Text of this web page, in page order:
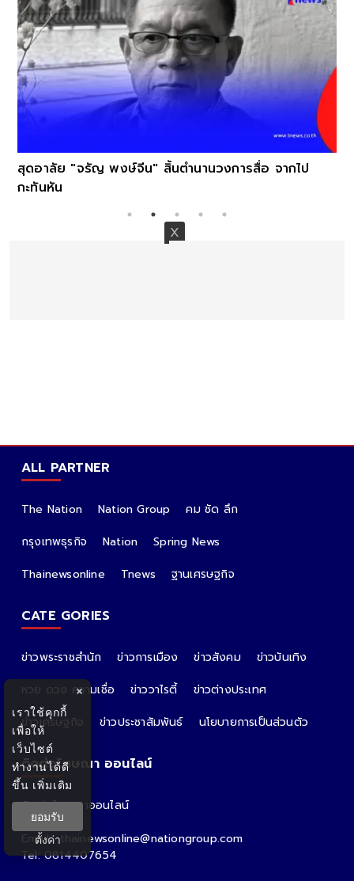
สุดอาลัย "จรัญ พงษ์จีน" สิ้นตำนานวงการสื่อ จากไป
กะทันหัน
ALL PARTNER
The Nation Nation Group
คม ชัด ลึก
กรุงเทพธุรกิจ
Nation
Spring News
Thainewsonline
Tnews ฐานเศรษฐกิจ
CATE GORIES
ข่าวพระราชสำนัก ข่าวการเมือง ข่าวสังคม
ข่าวบันเทิง
หวย ดวง ความเชื่อ
ข่าววาไรตี้
ข่าวต่างประเทศ
ข่าวเศรษฐกิจ
ข่าวประชาสัมพันธ์ นโยบายการเป็นส่วนตัว
ติดต่อโฆษณา ออนไลน์
ติดต่อโฆษณาออนไลน์
คุณอ้อ
Email : thainewsonline@nationgroup.com
Tel: 0814407654
×
เราใช้คุกกี้
เพื่อให้
เว็บไซต์
ทำงานได้ดี
ขึ้น เพิ่มเติม
ยอมรับ
ตั้งค่า